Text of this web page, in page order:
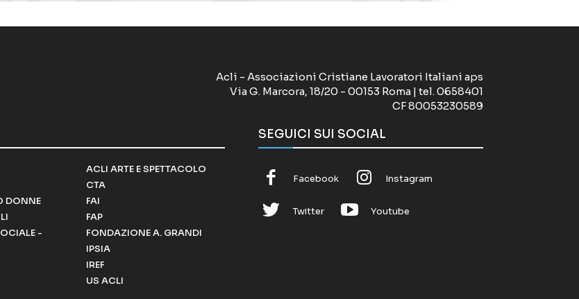
Acli - Associazioni Cristiane Lavoratori Italiani aps
Via G. Marcora, 18/20 - 00153 Roma | tel. 0658401
CF 80053230589
DONNE
-
ACLI ARTE E SPETTACOLO
CTA
FAI
FAP
FONDAZIONE A. GRANDI
IPSIA
IREF
US ACLI
SEGUICI SUI SOCIAL
Facebook Instagram
Twitter Youtube